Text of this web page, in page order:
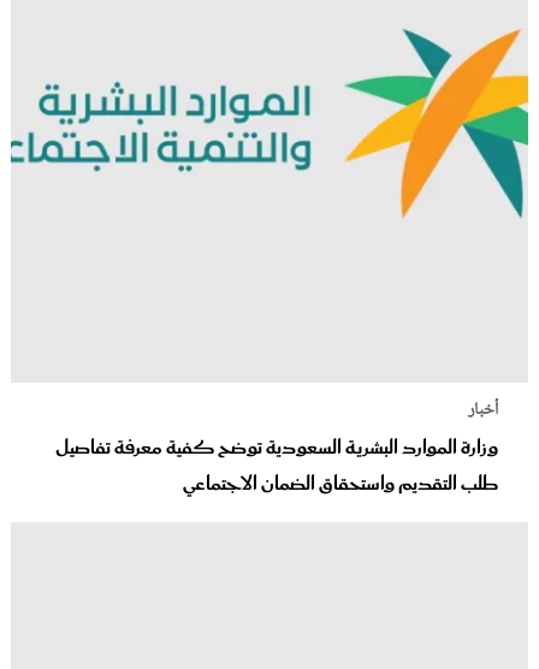
أخبار
وزارة الموارد البشرية السعودية توضح كفية معرفة تفاصيل
طلب التقديم واستحقاق الضمان الاجتماعي